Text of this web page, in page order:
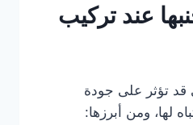
عند تركيب
قد تؤثر على جودة
لها، ومن أبرزها: